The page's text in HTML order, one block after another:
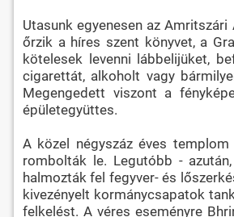
Utasunk egyenesen az
őrzik a híres szent könyvet, a
kötelesek levenni lábbelijüket,
cigarettát, alkoholt vagy
Megengedett viszont a
épületegyüttes.
A közel négyszáz éves
rombolták le. Legutóbb -
halmozták fel fegyver- és
kivezényelt kormánycsapatok
felkelést. A véres eseményre